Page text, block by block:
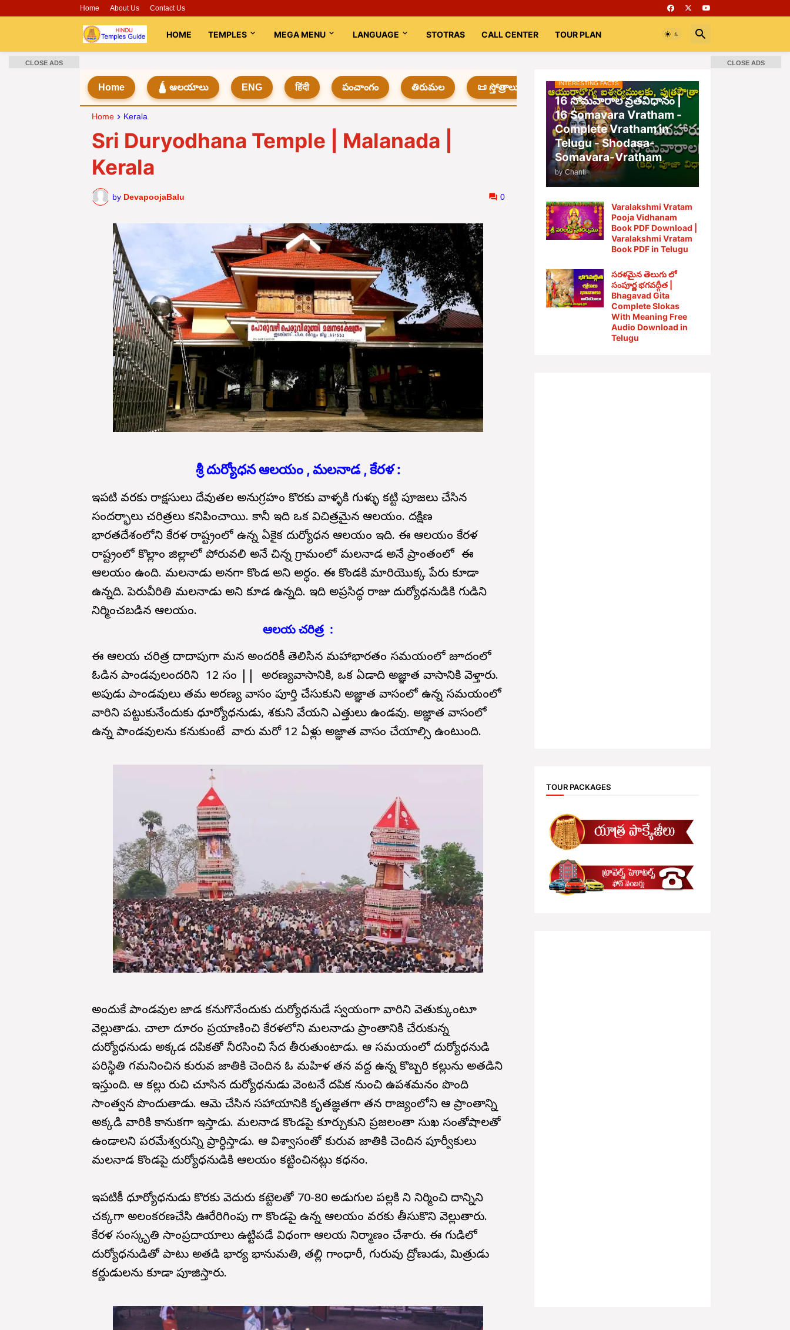
Home About Us Contact Us
HOME TEMPLES MEGA MENU LANGUAGE STOTRAS CALL CENTER TOUR PLAN
Home 🛕 ఆలయాలు ENG हिंदी పంచాంగం తిరుమల 📜 స్తోత్రాలు 📚 Books Rooms భగవద్గీత
Home Kerala
Sri Duryodhana Temple | Malanada |
Kerala
by DevapoojaBalu 0
శ్రీ దుర్యోధన ఆలయం , మలనాడ , కేరళ :
ఇప్పటి వరకు రాక్షసులు దేవుతల అనుగ్రహం కొరకు వాళ్ళకి గుళ్ళు కట్టి పూజలు చేసిన
సందర్భాలు చరిత్రలు కనిపించాయి. కానీ ఇది ఒక విచిత్రమైన ఆలయం. దక్షిణ
భారతదేశంలోని కేరళ రాష్ట్రంలో ఉన్న ఏకైక దుర్యోధన ఆలయం ఇది. ఈ ఆలయం కేరళ
రాష్ట్రంలో కొల్లాం జిల్లాలో పోరువలి అనే చిన్న గ్రామంలో మలనాడ అనే ప్రాంతంలో ఈ
ఆలయం ఉంది. మలనాడు అనగా కొండ అని అర్ధం. ఈ కొండకి మారియొక్క పేరు కూడా
ఉన్నది. పెరువీరితి మలనాడు అని కూడ ఉన్నది. ఇది అప్రసిద్ధ రాజు దుర్యోధనుడికి గుడిని
నిర్మించబడిన ఆలయం.
ఆలయ చరిత్ర :
ఈ ఆలయ చరిత్ర దాదాపుగా మన అందరికీ తెలిసిన మహాభారతం సమయంలో జూదంలో
ఓడిన పాండవులందరిని 12 సం || అరణ్యవాసానికి, ఒక ఏడాది అజ్ఞాత వాసానికి వెళ్తారు.
అప్పుడు పాండవులు తమ అరణ్య వాసం పూర్తి చేసుకుని అజ్ఞాత వాసంలో ఉన్న సమయంలో
వారిని పట్టుకునేందుకు ధూర్యోధనుడు, శకుని వేయని ఎత్తులు ఉండవు. అజ్ఞాత వాసంలో
ఉన్న పాండవులను కనుకుంటే వారు మరో 12 ఏళ్లు అజ్ఞాత వాసం చేయాల్సి ఉంటుంది.
అందుకే పాండవుల జాడ కనుగొనేందుకు దుర్యోధనుడే స్వయంగా వారిని వెతుక్కుంటూ
వెల్లుతాడు. చాలా దూరం ప్రయాణించి కేరళలోని మలనాడు ప్రాంతానికి చేరుకున్న
దుర్యోధనుడు అక్కడ దప్పికతో నీరసించి సేద తీరుతుంటాడు. ఆ సమయంలో దుర్యోధనుడి
పరిస్థితి గమనించిన కురువ జాతికి చెందిన ఓ మహిళ తన వద్ద ఉన్న కొబ్బరి కల్లును అతడిని
ఇస్తుంది. ఆ కల్లు రుచి చూసిన దుర్యోధనుడు వెంటనే దప్పిక నుంచి ఉపశమనం పొంది
సాంత్వన పొందుతాడు. ఆమె చేసిన సహాయానికి కృతజ్ఞతగా తన రాజ్యంలోని ఆ ప్రాంతాన్ని
అక్కడి వారికి కానుకగా ఇస్తాడు. మలనాడ కొండపై కూర్చుకుని ప్రజలంతా సుఖ సంతోషాలతో
ఉండాలని పరమేశ్వరున్ని ప్రార్ధిస్తాడు. ఆ విశ్వాసంతో కురువ జాతికి చెందిన పూర్వీకులు
మలనాడ కొండపై దుర్యోధనుడికి ఆలయం కట్టించినట్లు కధనం.
ఇప్పటికీ ధూర్యోధనుడు కొరకు వెదురు కట్టెలతో 70-80 అడుగుల పల్లకి ని నిర్మించి దాన్నిని
చక్కగా అలంకరణచేసి ఊరేరిగింపు గా కొండపై ఉన్న ఆలయం వరకు తీసుకొని వెల్లుతారు.
కేరళ సంస్కృతి సాంప్రదాయాలు ఉట్టిపడే విధంగా ఆలయ నిర్మాణం చేశారు. ఈ గుడిలో
దుర్యోధనుడితో పాటు అతడి భార్య భానుమతి, తల్లి గాంధారీ, గురువు ద్రోణుడు, మిత్రుడు
కర్ణుడులను కూడా పూజిస్తారు.
INTERESTING FACTS
16 సోమవారాల వ్రతవిధానం |
16 Somavara Vratham -
Complete Vratham in
Telugu - Shodasa-
Somavara-Vratham
by Chanti
Varalakshmi Vratam
Pooja Vidhanam
Book PDF Download |
Varalakshmi Vratam
Book PDF in Telugu
సరళమైన తెలుగు లో
సంపూర్ణ భగవద్గీత |
Bhagavad Gita
Complete Slokas
With Meaning Free
Audio Download in
Telugu
TOUR PACKAGES
CLOSE ADS CLOSE ADS